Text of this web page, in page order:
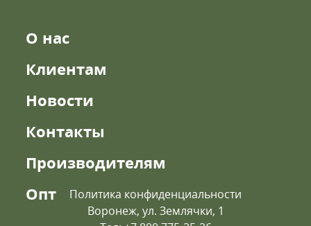
О нас
Клиентам
Новости
Контакты
Производителям
Опт
Политика конфиденциальности
Воронеж, ул. Землячки, 1